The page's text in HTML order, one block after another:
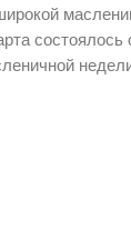
состоялось